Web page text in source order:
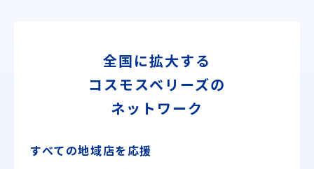
全国に拡大する
コスモスベリーズの
ネットワーク
すべての地域店を応援